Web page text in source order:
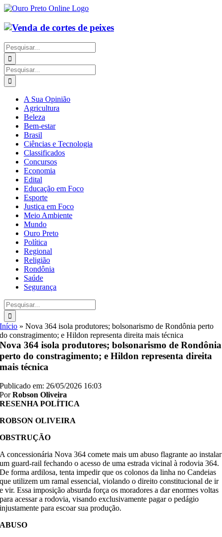
Ir
o
conteúdo
Buscar
resultados
para:
Buscar
resultados
para:
A Sua Opinião
Agricultura
Beleza
Bem-estar
Brasil
Ciências e Tecnologia
Classificados
Concursos
Economia
Edital
Educação em Foco
Esporte
Justiça em Foco
Meio Ambiente
Mundo
Ouro Preto
Política
Regional
Religião
Rondônia
Saúde
Segurança
Buscar
resultados
para:
Início »Nova 364 isola produtores; bolsonarismo de Rondônia perto
do constragimento; e Hildon representa direita mais técnica
Nova 364 isola produtores; bolsonarismo de Rondônia
perto do constragimento; e Hildon representa direita
mais técnica
Publicado em: 26/05/2026 16:03
PorRobson Oliveira
RESENHA POLÍTICA
ROBSON OLIVEIRA
OBSTRUÇÃO
A concessionária Nova 364 comete mais um abuso flagrante ao instalar
um guard-rail fechando o acesso de uma estrada vicinal à rodovia 364.
De forma ardilosa, tenta impedir que os colonos da linha no Candeias
que utilizem um ramal essencial, violando o direito constitucional de ir
e vir. Essa imposição absurda força os moradores a dar enormes voltas
para acessar a rodovia, visando exclusivamente pagar o pedágio
injustamente para escoar sua produção.
ABUSO